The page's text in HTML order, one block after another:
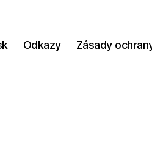
Odkazy Zásady